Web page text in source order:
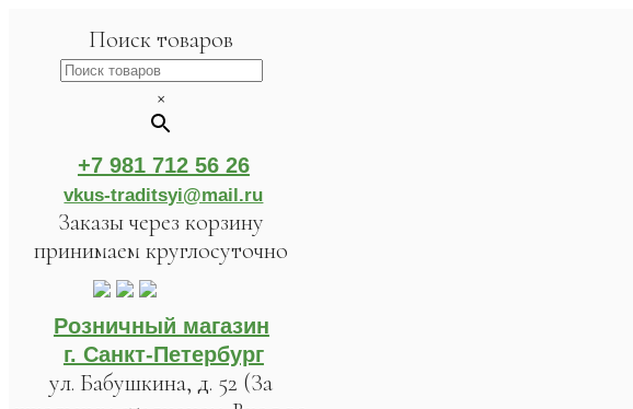
Поиск товаров
×
+7 981 712 56 26
vkus-traditsyi@mail.ru
Заказы через корзину
принимаем круглосуточно
Розничный магазин
г. Санкт-Петербург
ул. Бабушкина, д. 52 (За